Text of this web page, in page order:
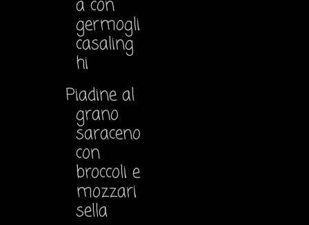
a con
germogli
casaling
hi
Piadine al
grano
saraceno
con
broccoli e
mozzari
sella